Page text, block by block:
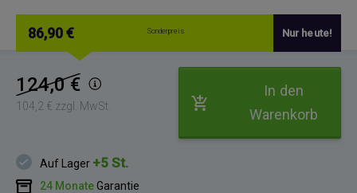
86,90 € Sonderpreis Nur heute!
124,0 €
104,2 € zzgl. MwSt.
In den
Warenkorb
Auf Lager +5 St.
24 MonateGarantie